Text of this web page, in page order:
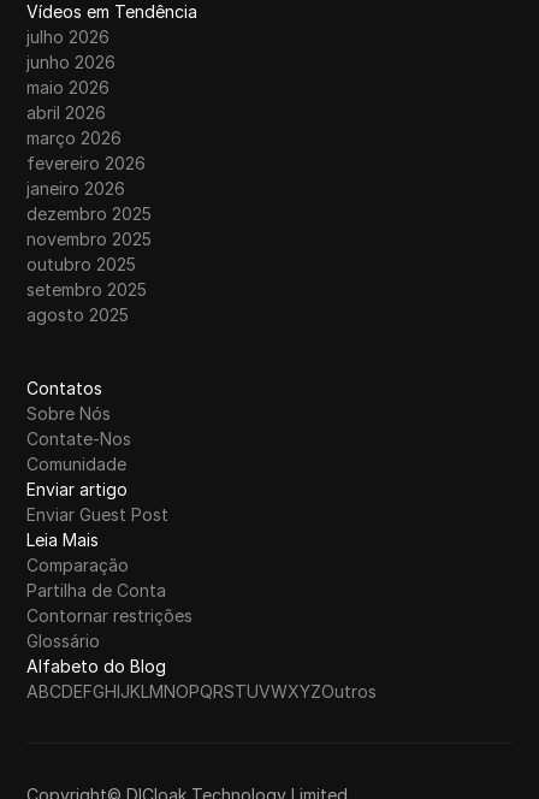
Vídeos em Tendência
julho 2026
junho 2026
maio 2026
abril 2026
março 2026
fevereiro 2026
janeiro 2026
dezembro 2025
novembro 2025
outubro 2025
setembro 2025
agosto 2025
Contatos
Sobre Nós
Contate-Nos
Comunidade
Enviar artigo
Enviar Guest Post
Leia Mais
Comparação
Partilha de Conta
Contornar restrições
Glossário
Alfabeto do Blog
ABCDEFGHIJKLMNOPQRSTUVWXYZOutros